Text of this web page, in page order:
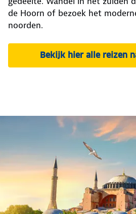
de Hoorn of bezoek het
noorden.
Bekijk hier alle reizen